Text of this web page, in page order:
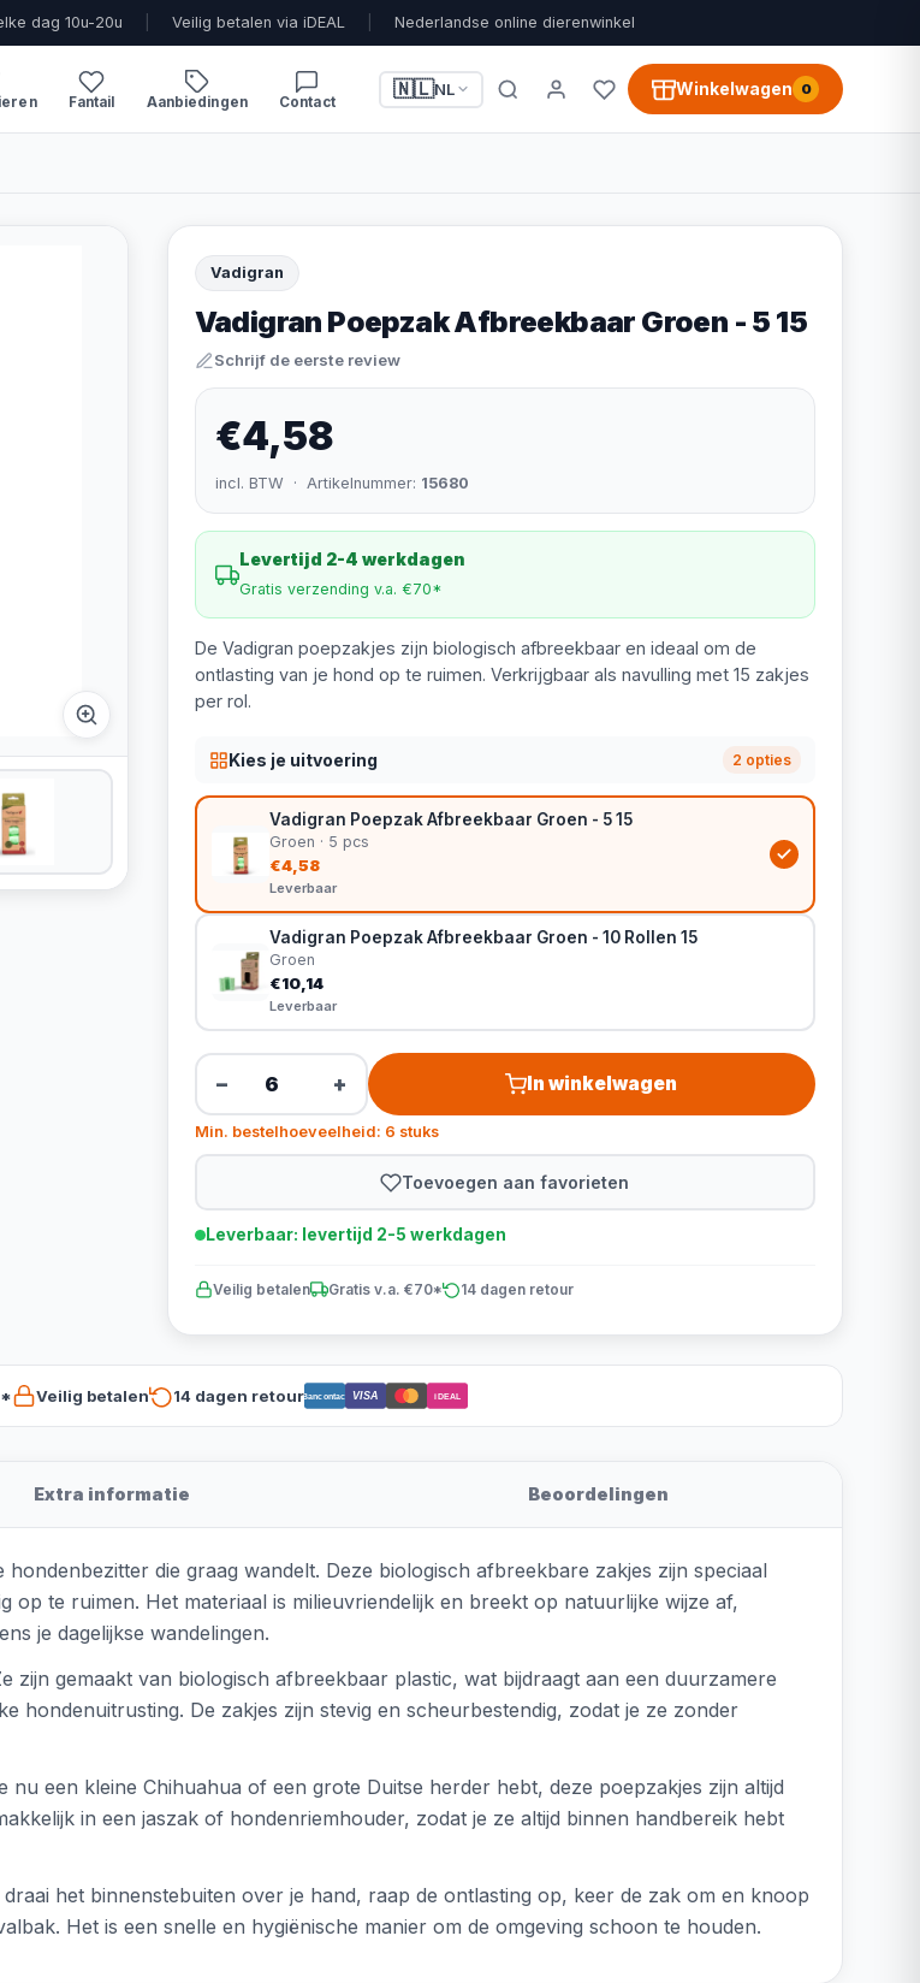
dag 10u-20u Veilig betalen via iDEAL Nederlandse online dierenwinkel
Fantail Aanbiedingen Contact
🇳🇱NL Winkelwagen 0
Vadigran
Vadigran Poepzak Afbreekbaar Groen - 5 15
Schrijf de eerste review
€4,58
incl. BTW · Artikelnummer: 15680
Levertijd 2-4 werkdagen
Gratis verzending v.a. €70*
De Vadigran poepzakjes zijn biologisch afbreekbaar en ideaal om de
ontlasting van je hond op te ruimen. Verkrijgbaar als navulling met 15 zakjes
per rol.
Kies je uitvoering 2 opties
Vadigran Poepzak Afbreekbaar Groen - 5 15
Groen · 5 pcs
€4,58
Leverbaar
Vadigran Poepzak Afbreekbaar Groen - 10 Rollen 15
Groen
€10,14
Leverbaar
− + In winkelwagen
Min. bestelhoeveelheid: 6 stuks
Toevoegen aan favorieten
Leverbaar: levertijd 2-5 werkdagen
Veilig betalen Gratis v.a. €70* 14 dagen retour
Veilig betalen 14 dagen retourBancontact VISA iDEAL
Extra informatie Beoordelingen
die graag wandelt. Deze biologisch afbreekbare zakjes zijn speciaal
te ruimen. Het materiaal is milieuvriendelijk en breekt op natuurlijke wijze af,
je dagelijkse wandelingen.
zijn gemaakt van biologisch afbreekbaar plastic, wat bijdraagt aan een duurzamere
hondenuitrusting. De zakjes zijn stevig en scheurbestendig, zodat je ze zonder
een kleine Chihuahua of een grote Duitse herder hebt, deze poepzakjes zijn altijd
in een jaszak of hondenriemhouder, zodat je ze altijd binnen handbereik hebt
het binnenstebuiten over je hand, raap de ontlasting op, keer de zak om en knoop
Het is een snelle en hygiënische manier om de omgeving schoon te houden.